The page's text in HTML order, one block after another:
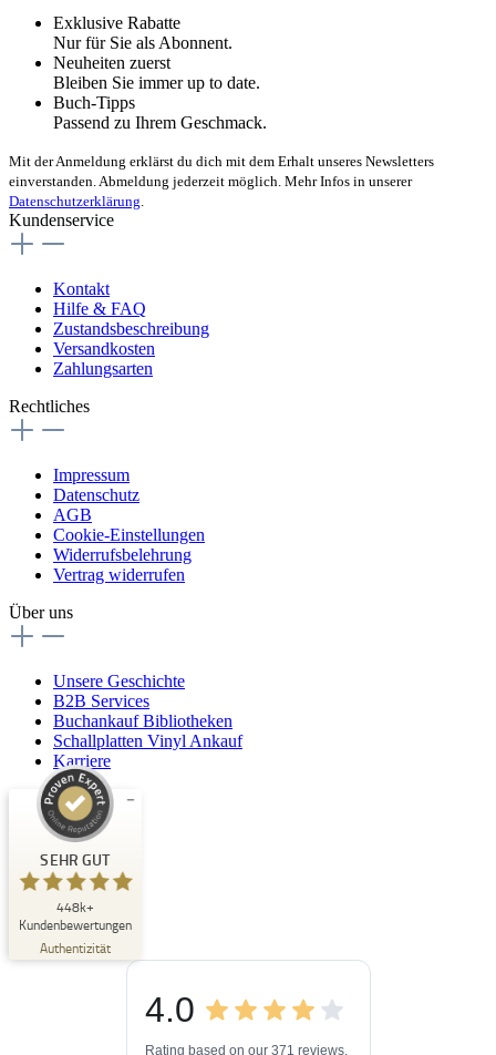
Exklusive Rabatte
Nur für Sie als Abonnent.
Neuheiten zuerst
Bleiben Sie immer up to date.
Buch-Tipps
Passend zu Ihrem Geschmack.
Mit der Anmeldung erklärst du dich mit dem Erhalt unseres Newsletters
einverstanden. Abmeldung jederzeit möglich. Mehr Infos in unserer
Datenschutzerklärung.
Kundenservice
Kontakt
Hilfe & FAQ
Zustandsbeschreibung
Versandkosten
Zahlungsarten
Rechtliches
Impressum
Datenschutz
AGB
Cookie-Einstellungen
Widerrufsbelehrung
Vertrag widerrufen
Über uns
Unsere Geschichte
B2B Services
Buchankauf Bibliotheken
Schallplatten Vinyl Ankauf
Karriere
SEHR GUT
448k+
Kundenbewertungen
Authentizität
Kundenbewertungen und Erfahrungen zu
SEHR GUT
4,84
/
5,00
3
4.0
Rating based on our 371 reviews.